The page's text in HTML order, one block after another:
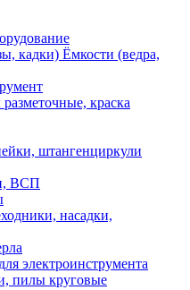
Ёмкости (ведра,
краска
штангенциркули
ВСП
насадки,
электроинструмента
пилы круговые